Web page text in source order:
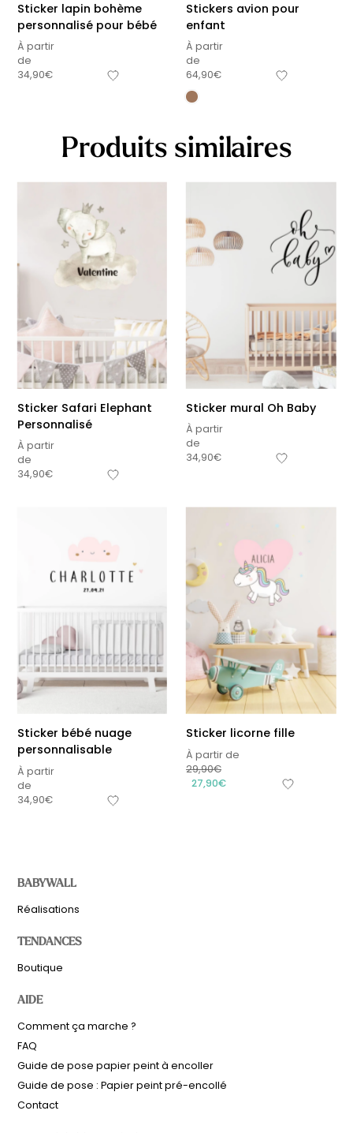
Sticker lapin bohème
personnalisé pour bébé
À partir
de
34,90€
Stickers avion pour
enfant
À partir
de
64,90€
Produits similaires
Sticker Safari Elephant
Personnalisé
À partir
de
34,90€
Sticker mural Oh Baby
À partir
de
34,90€
Sticker bébé nuage
personnalisable
À partir
de
34,90€
Sticker licorne fille
À partir de
29,90€
27,90€
BABYWALL
Réalisations
TENDANCES
Boutique
AIDE
Comment ça marche ?
FAQ
Guide de pose papier peint à encoller
Guide de pose : Papier peint pré-encollé
Contact